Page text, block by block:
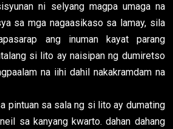
ni selyang magpa umaga na
sa mga nagaasikaso sa lamay, sila
ang inuman kayat parang
si lito ay naisipan ng dumiretso
na iihi dahil nakakramdam na
pintuan sa sala ng si lito ay dumating
sa kanyang kwarto. dahan dahang